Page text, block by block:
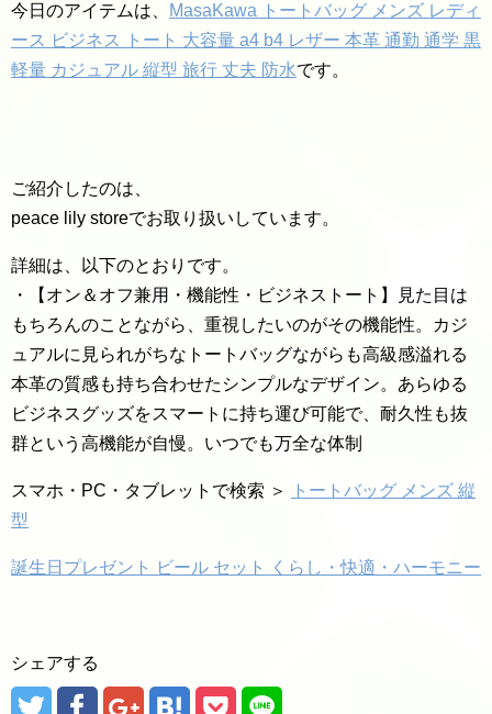
今日のアイテムは、
MasaKawa トートバッグ メンズ レディ
ース ビジネス トート 大容量 a4 b4 レザー 本革 通勤 通学 黒
軽量 カジュアル 縦型 旅行 丈夫 防水です。
ご紹介したのは、
peace lily storeでお取り扱いしています。
詳細は、以下のとおりです。
・【オン＆オフ兼用・機能性・ビジネストート】見た目は
もちろんのことながら、重視したいのがその機能性。カジ
ュアルに見られがちなトートバッグながらも高級感溢れる
本革の質感も持ち合わせたシンプルなデザイン。あらゆる
ビジネスグッズをスマートに持ち運び可能で、耐久性も抜
群という高機能が自慢。いつでも万全な体制
スマホ・PC・タブレットで検索 ＞
トートバッグ メンズ 縦
型
誕生日プレゼント ビール セット くらし・快適・ハーモニー
シェアする